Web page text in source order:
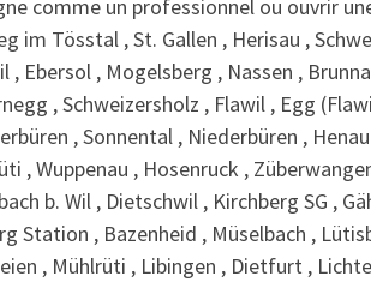
9126 Necker
9125 Brunnadern
9123 Nassen
9122 Mogelsberg
9122 Ebersol
9116 Wolfertswil
9115 Dicken
9114 Hoffeld
9113 Degersheim
comme un professionnel ou ouvrir
im Tösstal , St. Gallen , Herisau ,
Ebersol , Mogelsberg , Nassen ,
, Schweizersholz , Flawil , Egg
, Sonnental , Niederbüren ,
, Wuppenau , Hosenruck ,
b. Wil , Dietschwil , Kirchberg SG ,
Station , Bazenheid , Müselbach ,
, Mühlrüti , Libingen , Dietfurt ,